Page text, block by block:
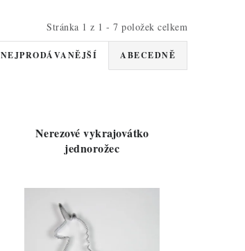
Stránka 1 z 1 - 7 položek celkem
NEJPRODÁVANĚJŠÍ ABECEDNĚ
Nerezové vykrajovátko
jednorožec